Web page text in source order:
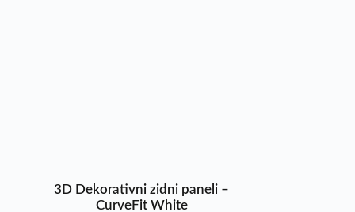
3D Dekorativni zidni paneli –
CurveFit White